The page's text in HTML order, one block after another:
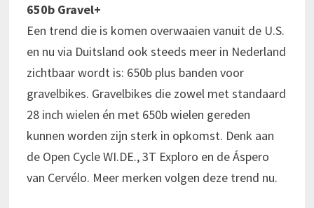
650b Gravel+
Een trend die is komen overwaaien vanuit de U.S.
en nu via Duitsland ook steeds meer in Nederland
zichtbaar wordt is: 650b plus banden voor
gravelbikes. Gravelbikes die zowel met standaard
28 inch wielen én met 650b wielen gereden
kunnen worden zijn sterk in opkomst. Denk aan
de Open Cycle WI.DE., 3T Exploro en de Áspero
van Cervélo. Meer merken volgen deze trend nu.